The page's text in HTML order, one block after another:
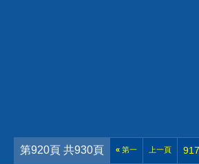
第920頁 共930頁 «第一 上一頁 917